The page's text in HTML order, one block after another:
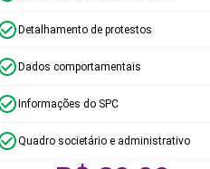
Detalhamento de protestos
Dados comportamentais
Informações do SPC
Quadro societário e administrativo